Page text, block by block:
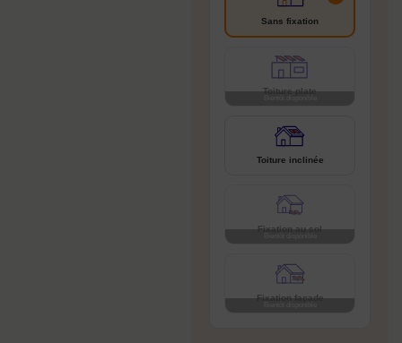
Sans fixation
Toiture plate
Toiture inclinée
Fixation au sol
Fixation façade